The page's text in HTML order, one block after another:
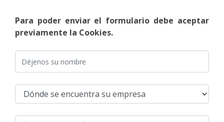
Para poder enviar el formulario debe aceptar
previamente la Cookies.